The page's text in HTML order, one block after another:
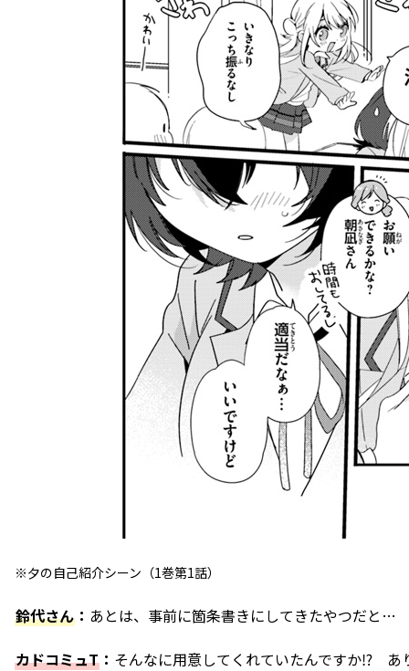
※夕の自己紹介シーン（1巻第1話）
鈴代さん ： あとは、事前に箇条書きにしてきたやつだと…
カドコミュT ： そんなに用意してくれていたんですか⁉ あ